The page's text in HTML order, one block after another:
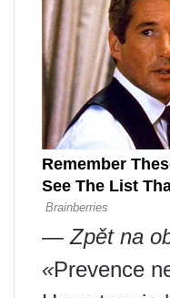
— Zpět na
«Prevence